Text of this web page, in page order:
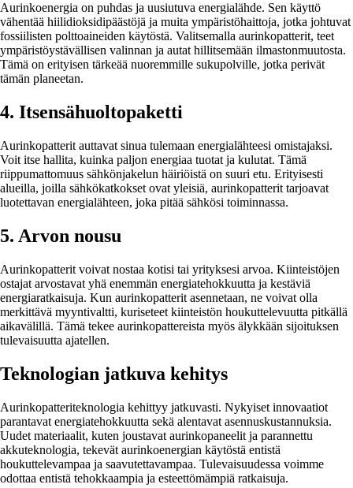
Aurinkoenergia on puhdas ja uusiutuva energialähde. Sen käyttö
vähentää hiilidioksidipäästöjä ja muita ympäristöhaittoja, jotka johtuvat
fossiilisten polttoaineiden käytöstä. Valitsemalla aurinkopatterit, teet
ympäristöystävällisen valinnan ja autat hillitsemään ilmastonmuutosta.
Tämä on erityisen tärkeää nuoremmille sukupolville, jotka perivät
tämän planeetan.
4. Itsensähuoltopaketti
Aurinkopatterit auttavat sinua tulemaan energialähteesi omistajaksi.
Voit itse hallita, kuinka paljon energiaa tuotat ja kulutat. Tämä
riippumattomuus sähkönjakelun häiriöistä on suuri etu. Erityisesti
alueilla, joilla sähkökatkokset ovat yleisiä, aurinkopatterit tarjoavat
luotettavan energialähteen, joka pitää sähkösi toiminnassa.
5. Arvon nousu
Aurinkopatterit voivat nostaa kotisi tai yrityksesi arvoa. Kiinteistöjen
ostajat arvostavat yhä enemmän energiatehokkuutta ja kestäviä
energiaratkaisuja. Kun aurinkopatterit asennetaan, ne voivat olla
merkittävä myyntivaltti, kuriseteet kiinteistön houkuttelevuutta pitkällä
aikavälillä. Tämä tekee aurinkopattereista myös älykkään sijoituksen
tulevaisuutta ajatellen.
Teknologian jatkuva kehitys
Aurinkopatteriteknologia kehittyy jatkuvasti. Nykyiset innovaatiot
parantavat energiatehokkuutta sekä alentavat asennuskustannuksia.
Uudet materiaalit, kuten joustavat aurinkopaneelit ja parannettu
akkuteknologia, tekevät aurinkoenergian käytöstä entistä
houkuttelevampaa ja saavutettavampaa. Tulevaisuudessa voimme
odottaa entistä tehokkaampia ja esteettömämpiä ratkaisuja.